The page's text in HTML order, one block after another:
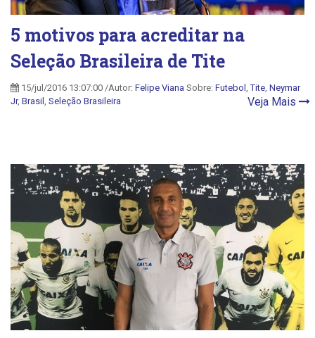
5 motivos para acreditar na
Seleção Brasileira de Tite
15/jul/2016 13:07:00 /Autor: Felipe Viana Sobre: Futebol ,Tite, Neymar
Jr, Brasil , Seleção Brasileira Veja Mais